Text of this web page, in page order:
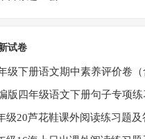
试卷
级下册语文期中素养评价卷（
版四年级语文下册句子专项练
级20芦花鞋课外阅读练习题及